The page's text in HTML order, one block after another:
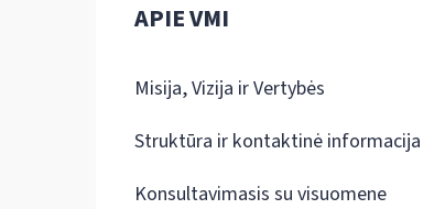
APIE VMI
Misija, Vizija ir Vertybės
Struktūra ir kontaktinė informacija
Konsultavimasis su visuomene